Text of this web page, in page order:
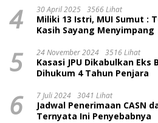
4 30 April 2025 3566 Lihat
Miliki 13 Istri, MUI Sumut :
Kasih Sayang Menyimpang
5 24 November 2024 3516 Lihat
Kasasi JPU Dikabulkan Eks
Dihukum 4 Tahun Penjara
6 7 Juli 2024 3041 Lihat
Jadwal Penerimaan CASN
Ternyata Ini Penyebabnya